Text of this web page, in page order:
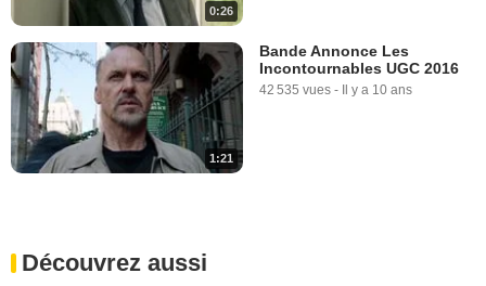
0:26
1:21
Bande Annonce Les
Incontournables UGC 2016
42 535 vues - Il y a 10 ans
Découvrez aussi